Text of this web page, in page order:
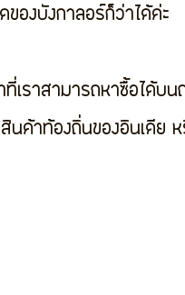
องบังกาลอร์ก็ว่าได้ค่ะ
นค้าท้องถิ่นของอินเดีย